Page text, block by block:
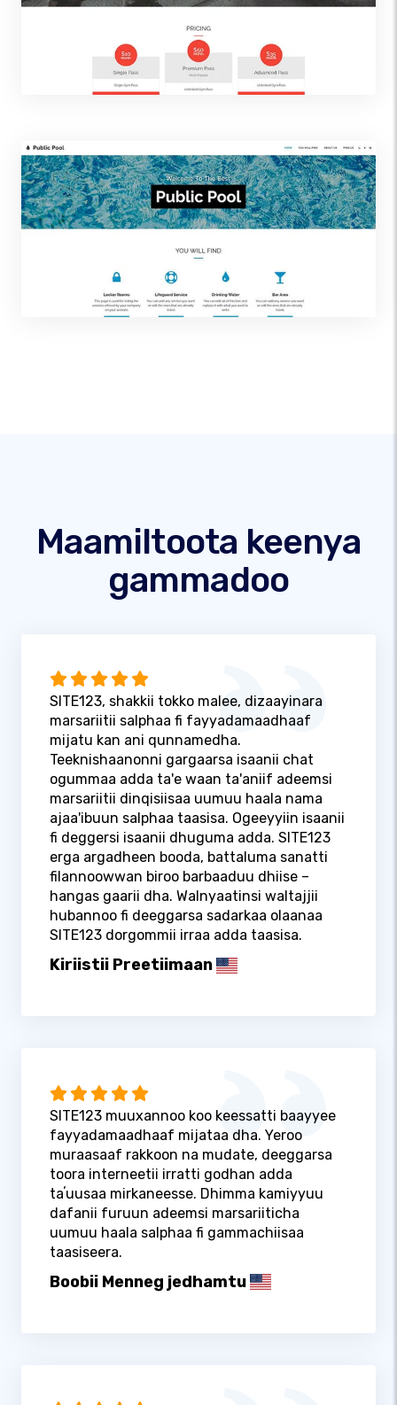
Maamiltoota keenya
gammadoo
SITE123, shakkii tokko malee, dizaayinara
marsariitii salphaa fi fayyadamaadhaaf
mijatu kan ani qunnamedha.
Teeknishaanonni gargaarsa isaanii chat
ogummaa adda ta'e waan ta'aniif adeemsi
marsariitii dinqisiisaa uumuu haala nama
ajaa'ibuun salphaa taasisa. Ogeeyyiin isaanii
fi deggersi isaanii dhuguma adda. SITE123
erga argadheen booda, battaluma sanatti
filannoowwan biroo barbaaduu dhiise –
hangas gaarii dha. Walnyaatinsi waltajjii
hubannoo fi deeggarsa sadarkaa olaanaa
SITE123 dorgommii irraa adda taasisa.
Kiriistii Preetiimaan
SITE123 muuxannoo koo keessatti baayyee
fayyadamaadhaaf mijataa dha. Yeroo
muraasaaf rakkoon na mudate, deeggarsa
toora interneetii irratti godhan adda
taʼuusaa mirkaneesse. Dhimma kamiyyuu
dafanii furuun adeemsi marsariiticha
uumuu haala salphaa fi gammachiisaa
taasiseera.
Boobii Menneg jedhamtu